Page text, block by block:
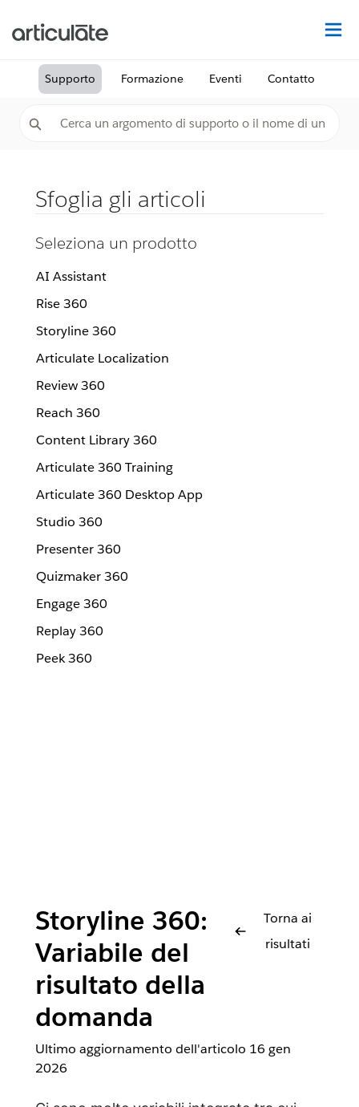
Supporto Formazione Eventi Contatto
Sfoglia gli articoli
Seleziona un prodotto
AI Assistant
Rise 360
Storyline 360
Articulate Localization
Review 360
Reach 360
Content Library 360
Articulate 360 Training
Articulate 360 Desktop App
Studio 360
Presenter 360
Quizmaker 360
Engage 360
Replay 360
Peek 360
Storyline 360:
Variabile del
risultato della
domanda
Torna ai
risultati
Ultimo aggiornamento dell'articolo 16 gen
2026